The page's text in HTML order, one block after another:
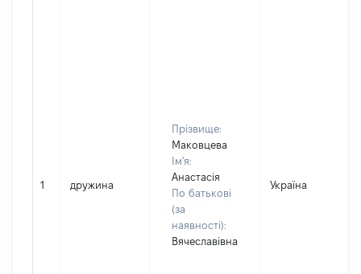
1 дружина
Прізвище:
Маковцева
Ім'я:
Анастасія
По батькові
(за
наявності):
Вячеславівна
Україна